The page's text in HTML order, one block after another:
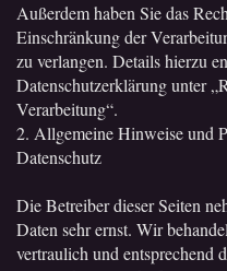
Außerdem haben Sie das
Einschränkung der
zu verlangen. Details hierzu
Datenschutzerklärung unter
Verarbeitung“.
2. Allgemeine Hinweise und
Datenschutz
Die Betreiber dieser Seiten
Daten sehr ernst. Wir
vertraulich und entsprechend